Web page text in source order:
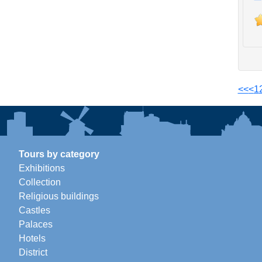
<<<1
Tours by category
Exhibitions
Collection
Religious buildings
Castles
Palaces
Hotels
District